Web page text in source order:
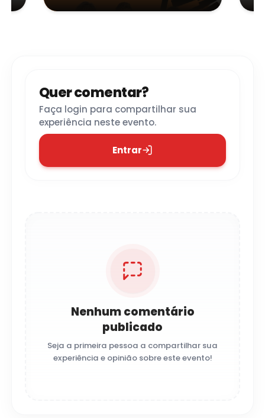
Quer comentar?
Faça login para compartilhar sua
experiência neste evento.
Entrar
Nenhum comentário
publicado
Seja a primeira pessoa a compartilhar sua
experiência e opinião sobre este evento!